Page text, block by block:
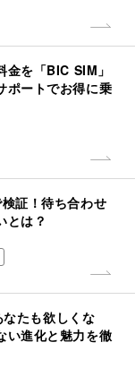
を「BIC SIM」
ポートでお得に乗
証！待ち合わせ
とは？
たも欲しくな
い進化と魅力を徹